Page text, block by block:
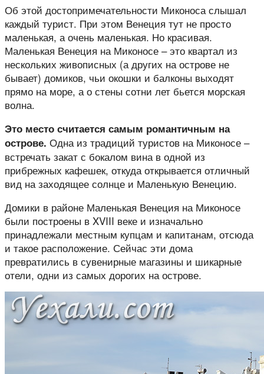
Об этой достопримечательности Миконоса слышал
каждый турист. При этом Венеция тут не просто
маленькая, а очень маленькая. Но красивая.
Маленькая Венеция на Миконосе – это квартал из
нескольких живописных (а других на острове не
бывает) домиков, чьи окошки и балконы выходят
прямо на море, а о стены сотни лет бьется морская
волна.
Это место считается самым романтичным на
острове. Одна из традиций туристов на Миконосе –
встречать закат с бокалом вина в одной из
прибрежных кафешек, откуда открывается отличный
вид на заходящее солнце и Маленькую Венецию.
Домики в районе Маленькая Венеция на Миконосе
были построены в XVIII веке и изначально
принадлежали местным купцам и капитанам, отсюда
и такое расположение. Сейчас эти дома
превратились в сувенирные магазины и шикарные
отели, одни из самых дорогих на острове.